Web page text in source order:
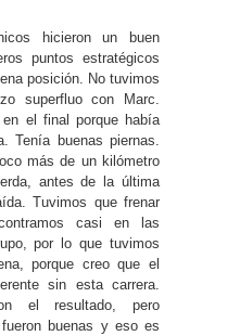
hicieron un buen
puntos estratégicos
posición. No tuvimos
superfluo con Marc.
el final porque había
Tenía buenas piernas.
más de un kilómetro
antes de la última
Tuvimos que frenar
casi en las
por lo que tuvimos
porque creo que el
sin esta carrera.
el resultado, pero
buenas y eso es